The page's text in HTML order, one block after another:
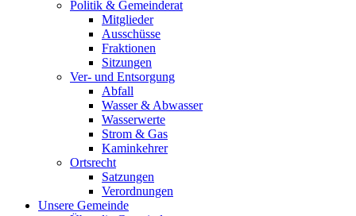
Politik & Gemeinderat
Mitglieder
Ausschüsse
Fraktionen
Sitzungen
Ver- und Entsorgung
Abfall
Wasser & Abwasser
Wasserwerte
Strom & Gas
Kaminkehrer
Ortsrecht
Satzungen
Verordnungen
Unsere Gemeinde